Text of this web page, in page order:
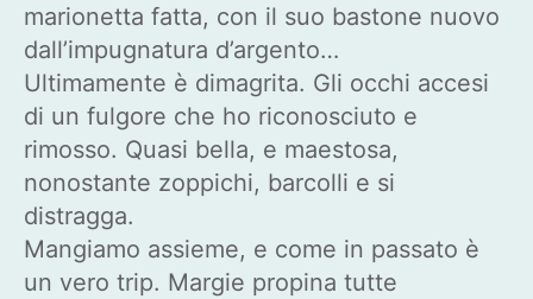
marionetta fatta, con il suo bastone nuovo
dall’impugnatura d’argento…
Ultimamente è dimagrita. Gli occhi accesi
di un fulgore che ho riconosciuto e
rimosso. Quasi bella, e maestosa,
nonostante zoppichi, barcolli e si
distragga.
Mangiamo assieme, e come in passato è
un vero trip. Margie propina tutte